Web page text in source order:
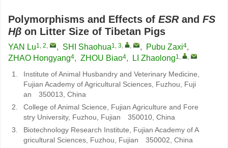
Polymorphisms and Effects of ESRand FS
Hβ on Litter Size of Tibetan Pigs
YAN Lu1, 2, , SHI Shaohua1, 3, , , Pubu Zaxi4,
ZHAO Hongyang4, ZHOU Biao4, LI Zhaolong1, ,
1.
Institute of Animal Husbandry and Veterinary Medicine,
Fujian Academy of Agricultural Sciences, Fuzhou, Fuji
an 350013, China
2.
College of Animal Science, Fujian Agriculture and Fore
stry University, Fuzhou, Fujian 350010, China
3.
Biotechnology Research Institute, Fujian Academy of A
gricultural Sciences, Fuzhou, Fujian 350002, China